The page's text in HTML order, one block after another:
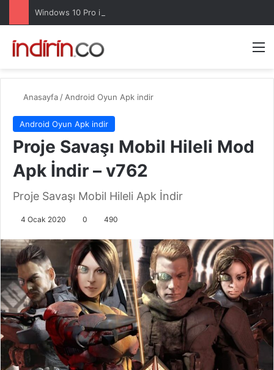
Windows 10 Pro indir – Türkçe – Güncel 2025
Anasayfa / Android Oyun Apk indir
Android Oyun Apk indir
Proje Savaşı Mobil Hileli Mod
Apk İndir – v762
Proje Savaşı Mobil Hileli Apk İndir
4 Ocak 2020 0 490